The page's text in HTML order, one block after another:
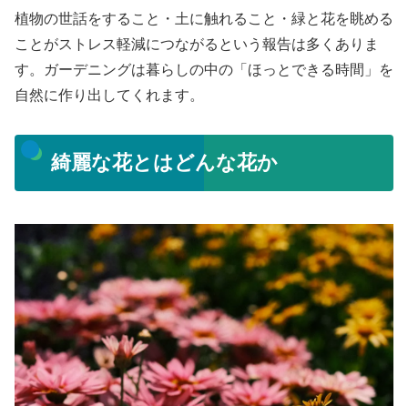
植物の世話をすること・土に触れること・緑と花を眺める
ことがストレス軽減につながるという報告は多くありま
す。ガーデニングは暮らしの中の「ほっとできる時間」を
自然に作り出してくれます。
綺麗な花とはどんな花か